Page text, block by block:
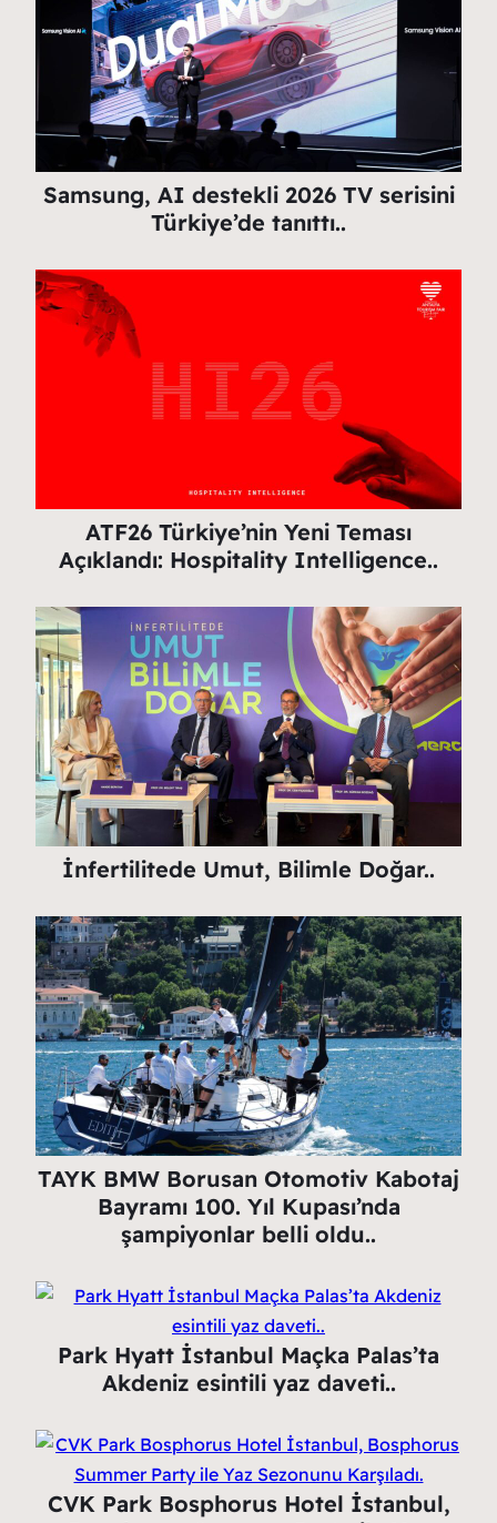
Samsung, AI destekli 2026 TV serisini
Türkiye’de tanıttı..
ATF26 Türkiye’nin Yeni Teması
Açıklandı: Hospitality Intelligence..
İnfertilitede Umut, Bilimle Doğar..
TAYK BMW Borusan Otomotiv Kabotaj
Bayramı 100. Yıl Kupası’nda
şampiyonlar belli oldu..
Park Hyatt İstanbul Maçka Palas’ta
Akdeniz esintili yaz daveti..
CVK Park Bosphorus Hotel İstanbul,